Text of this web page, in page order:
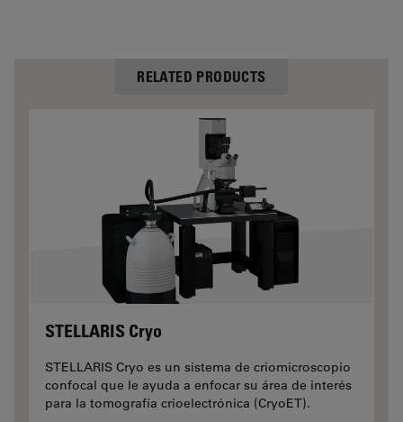
RELATED PRODUCTS
STELLARIS Cryo
STELLARIS Cryo es un sistema de criomicroscopio
confocal que le ayuda a enfocar su área de interés
para la tomografía crioelectrónica (CryoET).